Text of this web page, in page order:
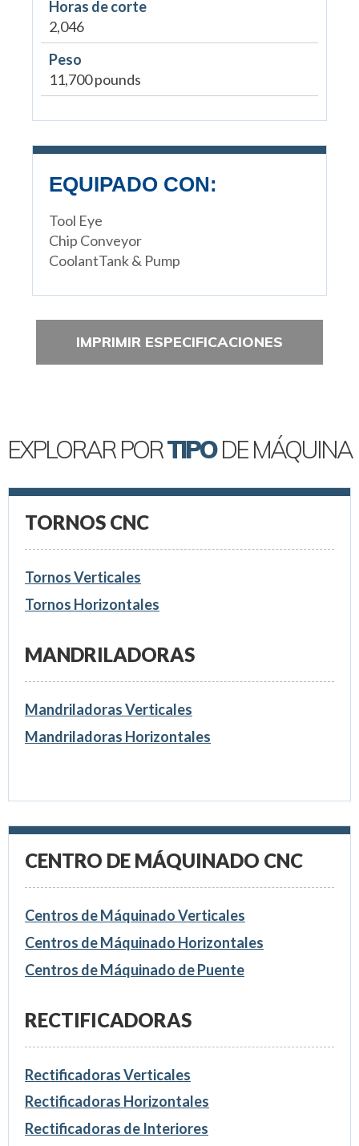
Horas de corte
2,046
Peso
11,700 pounds
EQUIPADO CON:
Tool Eye
Chip Conveyor
CoolantTank & Pump
IMPRIMIR ESPECIFICACIONES
EXPLORAR PORTIPODE MÁQUINA
TORNOS CNC
Tornos Verticales
Tornos Horizontales
MANDRILADORAS
Mandriladoras Verticales
Mandriladoras Horizontales
CENTRO DE MÁQUINADO CNC
Centros de Máquinado Verticales
Centros de Máquinado Horizontales
Centros de Máquinado de Puente
RECTIFICADORAS
Rectificadoras Verticales
Rectificadoras Horizontales
Rectificadoras de Interiores